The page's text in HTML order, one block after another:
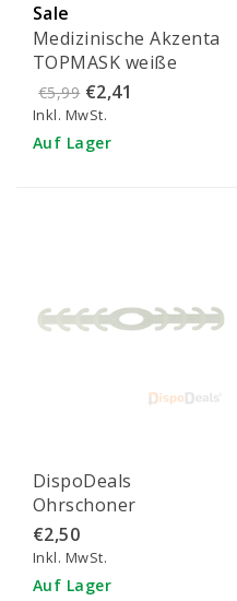
Sale
Medizinische Akzenta
TOPMASK weiße
IIR/2R Mundmasken
mit Gummiband 50
Stück
€5,99 €2,41
Inkl. MwSt.
Auf Lager
DispoDeals
Ohrschoner
transparent (1 Stück)
€2,50
Inkl. MwSt.
Auf Lager